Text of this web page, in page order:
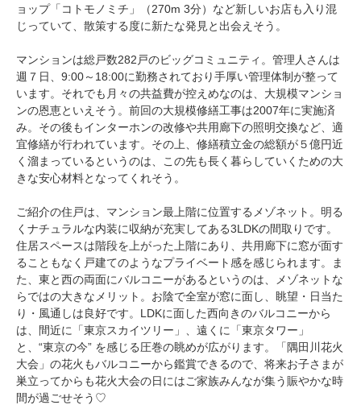
ョップ「コトモノミチ」（270m 3分）など新しいお店も入り混
じっていて、散策する度に新たな発見と出会えそう。
マンションは総戸数282戸のビッグコミュニティ。管理人さんは
週７日、9:00～18:00に勤務されており手厚い管理体制が整って
います。それでも月々の共益費が控えめなのは、大規模マンショ
ンの恩恵といえそう。前回の大規模修繕工事は2007年に実施済
み。その後もインターホンの改修や共用廊下の照明交換など、適
宜修繕が行われています。その上、修繕積立金の総額が５億円近
く溜まっているというのは、この先も長く暮らしていくための大
きな安心材料となってくれそう。
ご紹介の住戸は、マンション最上階に位置するメゾネット。明る
くナチュラルな内装に収納が充実してある3LDKの間取りです。
住居スペースは階段を上がった上階にあり、共用廊下に窓が面す
ることもなく戸建てのようなプライベート感を感じられます。ま
た、東と西の両面にバルコニーがあるというのは、メゾネットな
らではの大きなメリット。お陰で全室が窓に面し、眺望・日当た
り・風通しは良好です。LDKに面した西向きのバルコニーから
は、間近に「東京スカイツリー」、遠くに「東京タワー」
と、“東京の今” を感じる圧巻の眺めが広がります。「隅田川花火
大会」の花火もバルコニーから鑑賞できるので、将来お子さまが
巣立ってからも花火大会の日にはご家族みんなが集う賑やかな時
間が過ごせそう♡